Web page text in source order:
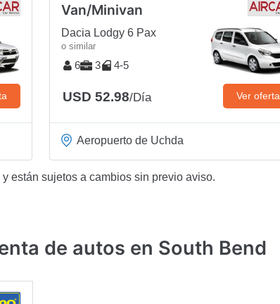
Van/Minivan
Dacia Lodgy 6 Pax
o similar
6 3 4-5
USD 52.98/Día Ver oferta
Aeropuerto de Uchda
están sujetos a cambios sin previo aviso.
de autos en South Bend